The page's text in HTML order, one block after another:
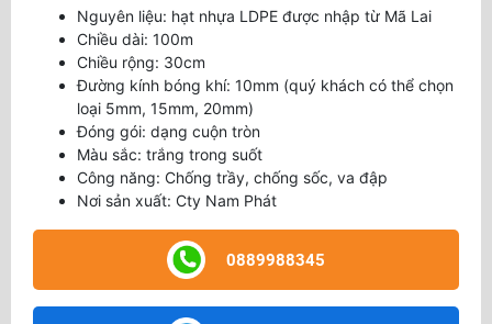
Nguyên liệu: hạt nhựa LDPE được nhập từ Mã Lai
Chiều dài: 100m
Chiều rộng: 30cm
Đường kính bóng khí: 10mm (quý khách có thể chọn
loại 5mm, 15mm, 20mm)
Đóng gói: dạng cuộn tròn
Màu sắc: trắng trong suốt
Công năng: Chống trầy, chống sốc, va đập
Nơi sản xuất: Cty Nam Phát
0889988345